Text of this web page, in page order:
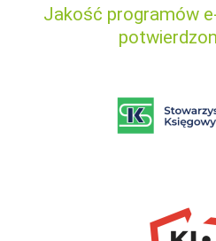
Jakość programów